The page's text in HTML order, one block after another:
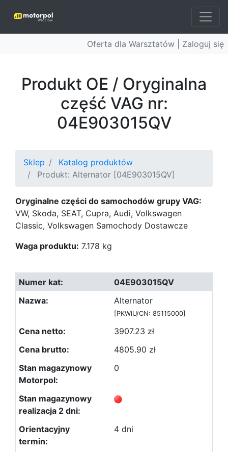
Oferta dla Warsztatów | Zaloguj się
Produkt OE / Oryginalna
część VAG nr:
04E903015QV
Sklep
Katalog produktów
Produkt: Alternator [04E903015QV]
Oryginalne części do samochodów grupy VAG:
VW, Skoda, SEAT, Cupra, Audi, Volkswagen
Classic, Volkswagen Samochody Dostawcze
Waga produktu: 7.178 kg
04E903015QV
Alternator
[PKWiU/CN: 85115000]
3907.23 zł
4805.90 zł
0
4 dni